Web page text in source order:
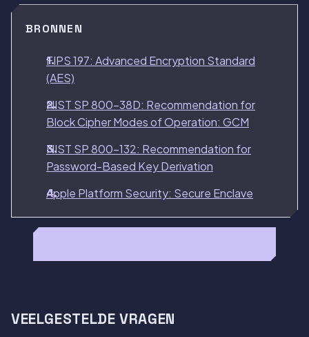
BRONNEN
FIPS 197: Advanced Encryption Standard
(AES)
NIST SP 800-38D: Recommendation for
Block Cipher Modes of Operation: GCM
NIST SP 800-132: Recommendation for
Password-Based Key Derivation
Apple Platform Security: Secure Enclave
VEELGESTELDE VRAGEN